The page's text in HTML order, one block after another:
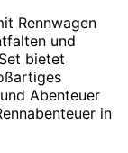
Rennwagen
und
bietet
Abenteuer
in